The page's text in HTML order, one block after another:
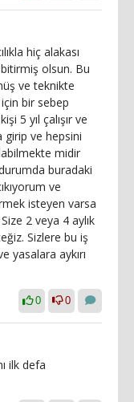
hiç alakası
olsun. Bu
ve teknikte
bir sebep
5 yıl çalışır ve
girip ve hepsini
midir
buradaki
ve
isteyen varsa
2 veya 4 aylık
Sizlere bu iş
yasalara aykırı
0 0
ilk defa